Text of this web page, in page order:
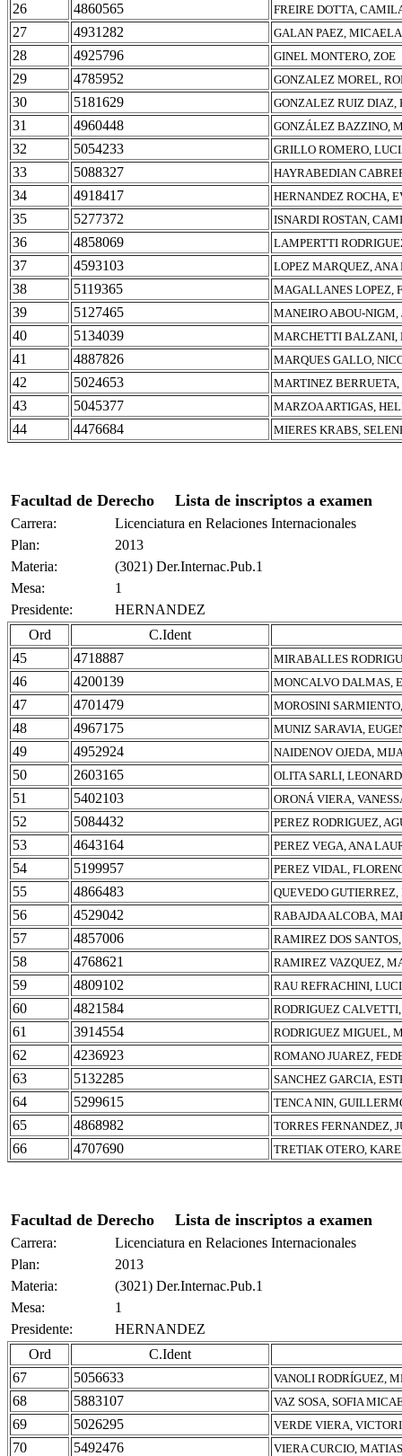
26 4860565 FREIRE DOTTA,
27 4931282 GALAN PAEZ,
28 4925796 GINEL MONTERO, ZOE
29 4785952 GONZALEZ MOREL,
30 5181629 GONZALEZ RUIZ DIAZ,
31 4960448 GONZÁLEZ BAZZINO,
32 5054233 GRILLO ROMERO,
33 5088327 HAYRABEDIAN
34 4918417 HERNANDEZ ROCHA,
35 5277372 ISNARDI ROSTAN,
36 4858069 LAMPERTTI
37 4593103 LOPEZ MARQUEZ, ANA
38 5119365 MAGALLANES LOPEZ,
39 5127465 MANEIRO ABOU-
40 5134039 MARCHETTI BALZANI,
41 4887826 MARQUES GALLO,
42 5024653 MARTINEZ
43 5045377 MARZOA ARTIGAS,
44 4476684 MIERES KRABS,
Facultad de Derecho Lista de inscriptos a examen
Carrera:
Licenciatura en Relaciones Internacionales
Plan:
2013
Materia:
(3021) Der.Internac.Pub.1
Mesa:
1
Presidente:
HERNANDEZ
Ord
C.Ident
45
4718887 MIRABALLES
46 4200139 MONCALVO DALMAS,
47 4701479 MOROSINI
48 4967175 MUNIZ SARAVIA,
49 4952924 NAIDENOV OJEDA,
50 2603165 OLITA SARLI,
51 5402103 ORONÁ VIERA,
52 5084432 PEREZ RODRIGUEZ,
53 4643164 PEREZ VEGA, ANA
54 5199957 PEREZ VIDAL,
55 4866483 QUEVEDO
56 4529042 RABAJDA ALCOBA,
57 4857006 RAMIREZ DOS
58 4768621 RAMIREZ VAZQUEZ,
59 4809102 RAU REFRACHINI,
60 4821584 RODRIGUEZ
61 3914554 RODRIGUEZ MIGUEL,
62 4236923 ROMANO JUAREZ,
63 5132285 SANCHEZ GARCIA,
64 5299615 TENCA NIN,
65 4868982 TORRES FERNANDEZ,
66 4707690 TRETIAK OTERO,
Facultad de Derecho Lista de inscriptos a examen
Carrera:
Licenciatura en Relaciones Internacionales
Plan:
2013
Materia:
(3021) Der.Internac.Pub.1
Mesa:
1
Presidente:
HERNANDEZ
Ord
C.Ident
67
5056633 VANOLI RODRÍGUEZ,
68 5883107 VAZ SOSA, SOFIA
69 5026295 VERDE VIERA,
70 5492476 VIERA CURCIO,